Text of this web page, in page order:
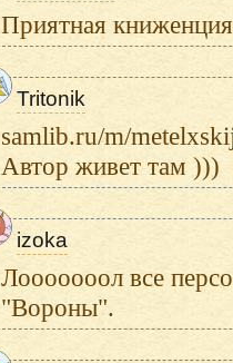
Приятная
Tritonik
samlib.ru/m/
Автор живет там )))
izoka
Лооооооол все
"Вороны".